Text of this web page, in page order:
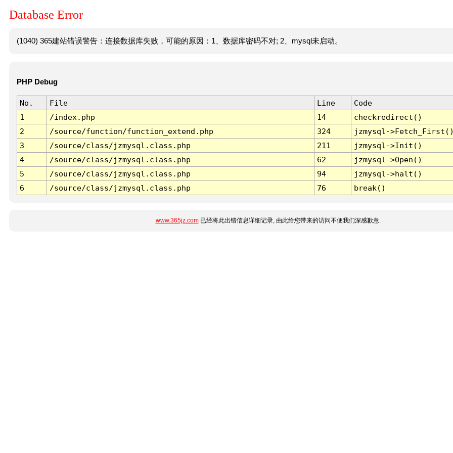
Database Error
(1040) 365建站错误警告：连接数据库失败，可能的原因：1、数据库密码不对; 2、mysql未启动。
PHP Debug
No. File Line
Code
1
/index.php 14
checkredirect()
2
/source/function/function_extend.php 324
jzmysql-
3
/source/class/jzmysql.class.php 211
jzmysql->Init()
4
/source/class/jzmysql.class.php 62
jzmysql->Open()
5
/source/class/jzmysql.class.php 94
jzmysql->halt()
6
/source/class/jzmysql.class.php 76 break()
www.365jz.com已经将此出错信息详细记录, 由此给您带来的访问不便我们深感歉意.